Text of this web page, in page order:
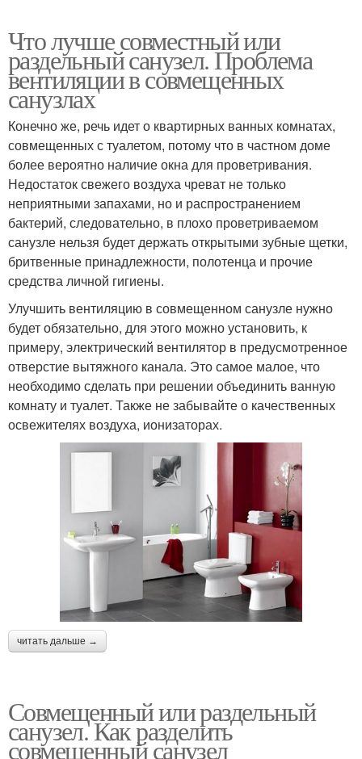
Что лучше совместный или
раздельный санузел. Проблема
вентиляции в совмещенных
санузлах
Конечно же, речь идет о квартирных ванных комнатах,
совмещенных с туалетом, потому что в частном доме
более вероятно наличие окна для проветривания.
Недостаток свежего воздуха чреват не только
неприятными запахами, но и распространением
бактерий, следовательно, в плохо проветриваемом
санузле нельзя будет держать открытыми зубные щетки,
бритвенные принадлежности, полотенца и прочие
средства личной гигиены.
Улучшить вентиляцию в совмещенном санузле нужно
будет обязательно, для этого можно установить, к
примеру, электрический вентилятор в предусмотренное
отверстие вытяжного канала. Это самое малое, что
необходимо сделать при решении объединить ванную
комнату и туалет. Также не забывайте о качественных
освежителях воздуха, ионизаторах.
читать дальше →
Совмещенный или раздельный
санузел. Как разделить
совмещенный санузел